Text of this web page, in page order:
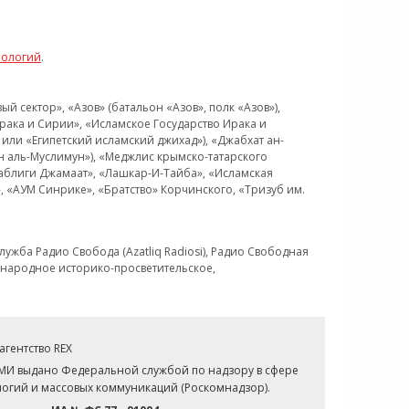
.
«Азов» (батальон «Азов», полк «Азов»),
и Сирии», «Исламское Государство Ирака и
«Египетский исламский джихад»), «Джабхат ан-
Муслимун»), «Меджлис крымско-татарского
Джамаат», «Лашкар-И-Тайба», «Исламская
Синрике», «Братство» Корчинского, «Тризуб им.
Радио Свобода (Azatliq Radiosi), Радио Свободная
историко-просветительское,
REX
выдано Федеральной службой по надзору в сфере
и массовых коммуникаций (Роскомнадзор).